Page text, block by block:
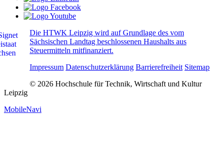
Die HTWK Leipzig wird auf Grundlage des vom
Sächsischen Landtag beschlossenen Haushalts aus
Steuermitteln mitfinanziert.
Impressum Datenschutzerklärung Barrierefreiheit Sitemap
© 2026 Hochschule für Technik, Wirtschaft und Kultur
Leipzig
MobileNavi